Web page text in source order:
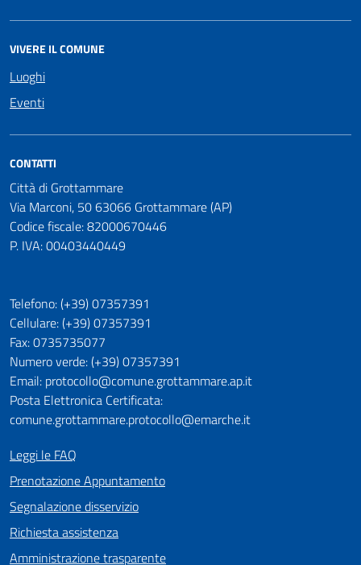
VIVERE IL COMUNE
Luoghi
Eventi
CONTATTI
Città di Grottammare
Via Marconi, 50 63066 Grottammare (AP)
Codice fiscale: 82000670446
P. IVA: 00403440449
Telefono: (+39) 07357391
Cellulare: (+39) 07357391
Fax: 0735735077
Numero verde: (+39) 07357391
Email: protocollo@comune.grottammare.ap.it
Posta Elettronica Certificata:
comune.grottammare.protocollo@emarche.it
Leggi le FAQ
Prenotazione Appuntamento
Segnalazione disservizio
Richiesta assistenza
Amministrazione trasparente